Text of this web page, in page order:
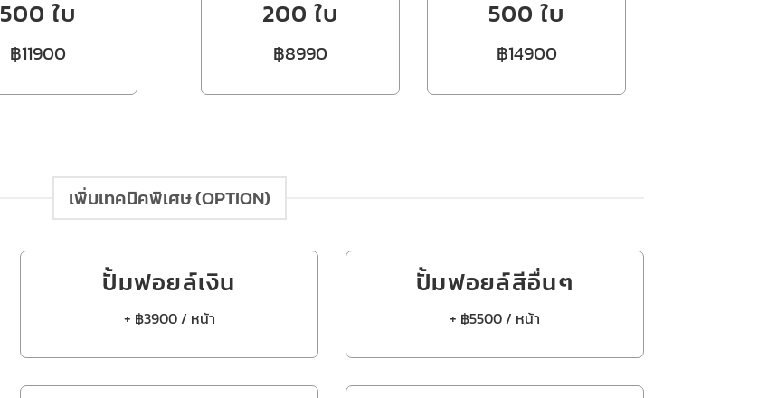
500 ใบ
฿11900
200 ใบ
฿8990
500 ใบ
฿14900
เพิ่มเทคนิคพิเศษ (OPTION)
ปั้มฟอยล์เงิน
+ ฿3900 / หน้า
ปั้มฟอยล์สีอื่นๆ
+ ฿5500 / หน้า